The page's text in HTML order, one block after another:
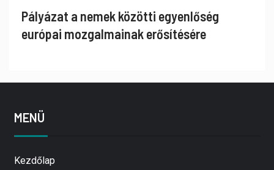
Pályázat a nemek közötti egyenlőség
európai mozgalmainak erősítésére
MENÜ
Kezdőlap